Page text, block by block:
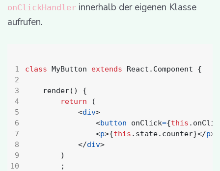
onClickHandler innerhalb der eigenen Klasse
aufrufen.
4
class MyButton extends React . Component {
render() {
return
(
<div>
<button onClick={this .
<p>{this . state. counter}</p>
</div>
)
;